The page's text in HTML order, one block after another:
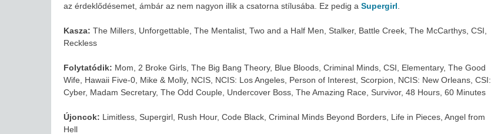
az érdeklődésemet, ámbár az nem nagyon illik a csatorna stílusába. Ez pedig a Supergirl
Kasza: The Millers, Unforgettable, The Mentalist, Two and a Half Men, Stalker, Battle Creek, The McCarthys, CSI,
Reckless
Folytatódik: Mom, 2 Broke Girls, The Big Bang Theory, Blue Bloods, Criminal Minds, CSI, Elementary, The Good
Wife, Hawaii Five-0, Mike & Molly, NCIS, NCIS: Los Angeles, Person of Interest, Scorpion, NCIS: New Orleans, CSI:
Cyber, Madam Secretary, The Odd Couple, Undercover Boss, The Amazing Race, Survivor, 48 Hours, 60 Minutes
Újoncok: Limitless, Supergirl, Rush Hour, Code Black, Criminal Minds Beyond Borders, Life in Pieces, Angel from
Hell